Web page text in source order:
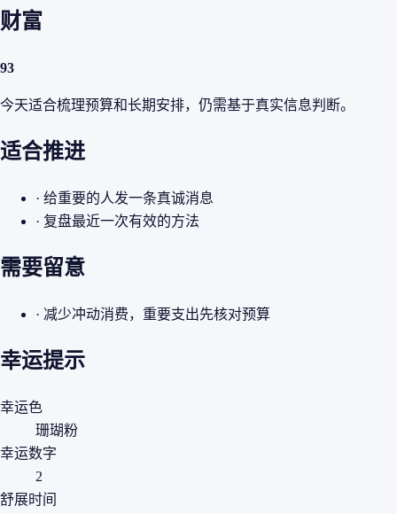
财富
93
今天适合梳理预算和长期安排，仍需基于真实信息判断。
适合推进
· 给重要的人发一条真诚消息
· 复盘最近一次有效的方法
需要留意
· 减少冲动消费，重要支出先核对预算
幸运提示
幸运色
珊瑚粉
幸运数字
2
舒展时间